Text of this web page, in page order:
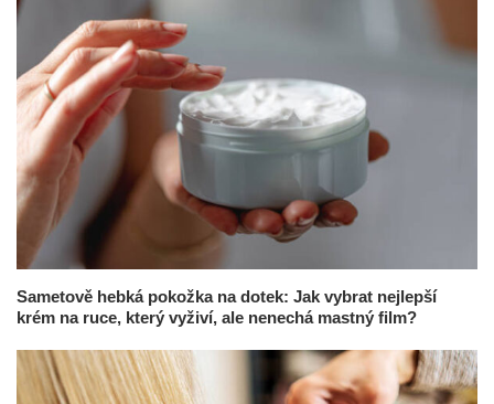
Sametově hebká pokožka na dotek: Jak vybrat nejlepší
krém na ruce, který vyživí, ale nenechá mastný film?